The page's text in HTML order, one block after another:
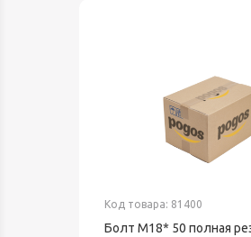
Код товара: 81400
Болт М18* 50 полная